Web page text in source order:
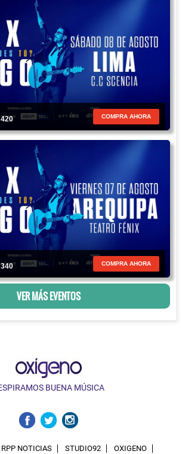
COMPRA AHORA
COMPRA AHORA
VER MÁS EVENTOS
BUENA MÚSICA
RPP NOTICIAS STUDIO92 OXIGENO